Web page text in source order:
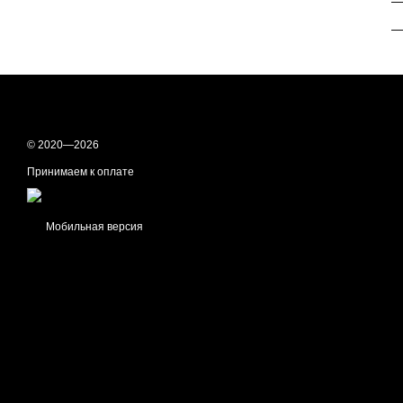
—
© 2020—2026
Принимаем к оплате
Мобильная версия